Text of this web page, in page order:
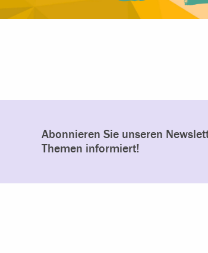
Abonnieren Sie unseren
Themen informiert!